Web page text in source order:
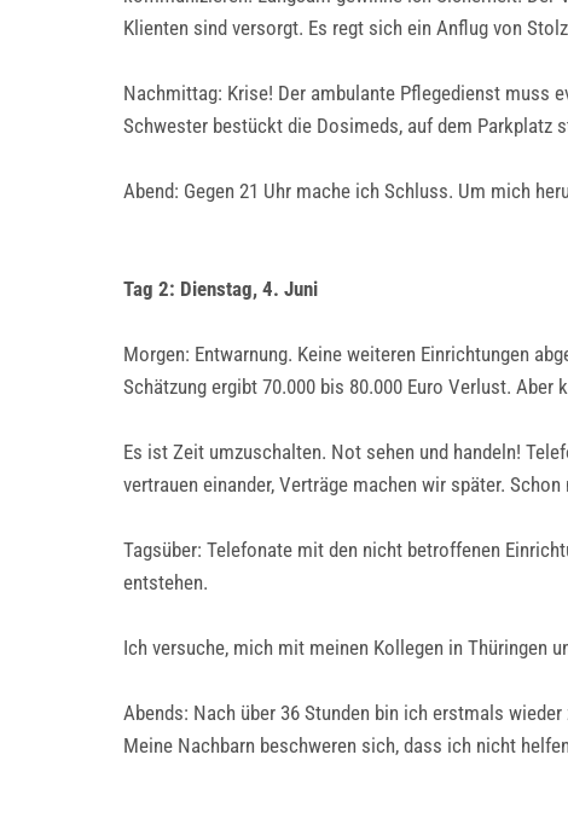
Klienten sind versorgt. Es regt sich ein Anflug von
Nachmittag: Krise! Der ambulante Pflegedienst muss
Schwester bestückt die Dosimeds, auf dem Parkplatz
Abend: Gegen 21 Uhr mache ich Schluss. Um mich
Tag 2: Dienstag, 4. Juni
Morgen: Entwarnung. Keine weiteren Einrichtungen
Schätzung ergibt 70.000 bis 80.000 Euro Verlust. Aber
Es ist Zeit umzuschalten. Not sehen und handeln!
vertrauen einander, Verträge machen wir später.
Tagsüber: Telefonate mit den nicht betroffenen
entstehen.
Ich versuche, mich mit meinen Kollegen in Thüringen
Abends: Nach über 36 Stunden bin ich erstmals
Meine Nachbarn beschweren sich, dass ich nicht